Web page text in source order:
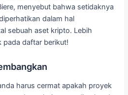
menyebut bahwa setidaknya
dalam hal
sebuah aset kripto. Lebih
pada daftar berikut!
harus cermat apakah proyek